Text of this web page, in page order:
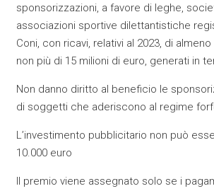
sponsorizzazioni, a favore di leghe,
associazioni sportive dilettantistiche
Coni, con ricavi, relativi al 2023, di
non più di 15 milioni di euro, generati in
Non danno diritto al beneficio le
di soggetti che aderiscono al regime
L’investimento pubblicitario non può
10.000 euro
Il premio viene assegnato solo se i